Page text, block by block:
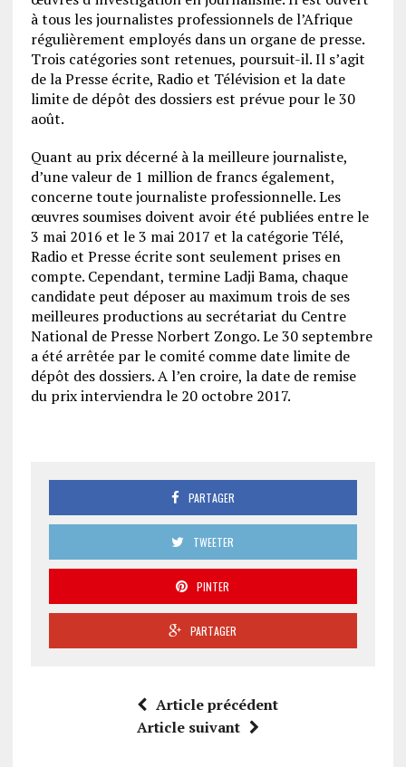
à tous les journalistes professionnels de l’Afrique
régulièrement employés dans un organe de presse.
Trois catégories sont retenues, poursuit-il. Il s’agit
de la Presse écrite, Radio et Télévision et la date
limite de dépôt des dossiers est prévue pour le 30
août.
Quant au prix décerné à la meilleure journaliste,
d’une valeur de 1 million de francs également,
concerne toute journaliste professionnelle. Les
œuvres soumises doivent avoir été publiées entre le
3 mai 2016 et le 3 mai 2017 et la catégorie Télé,
Radio et Presse écrite sont seulement prises en
compte. Cependant, termine Ladji Bama, chaque
candidate peut déposer au maximum trois de ses
meilleures productions au secrétariat du Centre
National de Presse Norbert Zongo. Le 30 septembre
a été arrêtée par le comité comme date limite de
dépôt des dossiers. A l’en croire, la date de remise
du prix interviendra le 20 octobre 2017.
PARTAGER
TWEETER
PINTER
PARTAGER
Article précédent
Article suivant